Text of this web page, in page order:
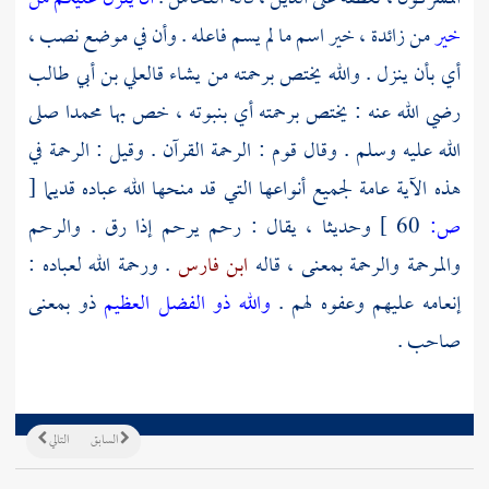
خيرمن زائدة ، خير اسم ما لم يسم فاعله . وأن في موضع نصب ،
أي بأن ينزل . والله يختص برحمته من يشاء قالعلي بن أبي طالب
رضي الله عنه : يختص برحمته أي بنبوته ، خص بها محمدا صلى
الله عليه وسلم . وقال قوم : الرحمة القرآن . وقيل : الرحمة في
هذه الآية عامة لجميع أنواعها التي قد منحها الله عباده قديما [
ص:
وحديثا ، يقال : رحم يرحم إذا رق . والرحم
والمرحمة والرحمة بمعنى ، قاله ابن فارس . ورحمة الله لعباده :
إنعامه عليهم وعفوه لهم . والله ذو الفضل العظيمذو بمعنى
صاحب .
التالي السابق